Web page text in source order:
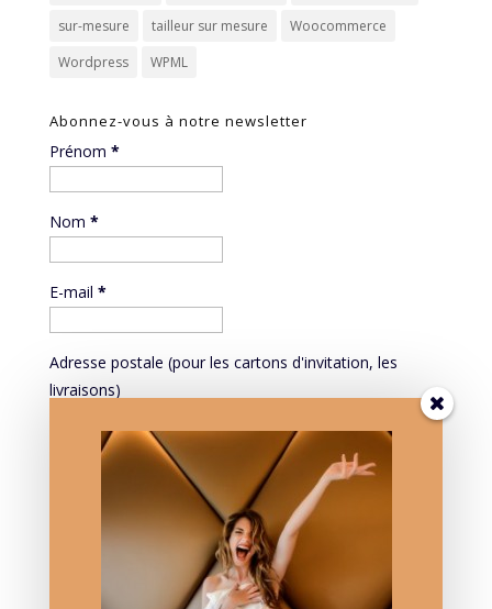
sur-mesure
tailleur sur mesure
Woocommerce
Wordpress
WPML
Abonnez-vous à notre newsletter
Prénom *
Nom *
E-mail *
Adresse postale (pour les cartons d'invitation, les
livraisons)
Mieux vous connaître pour mieux vous servir:
Mieux vous connaître pour mieux vous servir: DATE DE